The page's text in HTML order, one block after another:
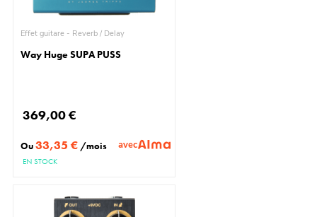
Effet guitare - Reverb / Delay
Way Huge SUPA PUSS
369,00 €
Ou33,35 € /mois avec
EN STOCK